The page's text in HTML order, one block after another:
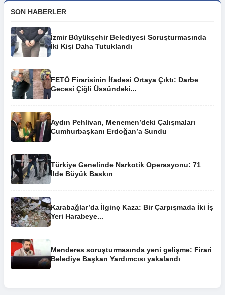
SON HABERLER
İzmir Büyükşehir Belediyesi Soruşturmasında
İki Kişi Daha Tutuklandı
FETÖ Firarisinin İfadesi Ortaya Çıktı: Darbe
Gecesi Çiğli Üssündeki...
Aydın Pehlivan, Menemen’deki Çalışmaları
Cumhurbaşkanı Erdoğan’a Sundu
Türkiye Genelinde Narkotik Operasyonu: 71
İlde Büyük Baskın
Karabağlar’da İlginç Kaza: Bir Çarpışmada İki İş
Yeri Harabeye...
Menderes soruşturmasında yeni gelişme: Firari
Belediye Başkan Yardımcısı yakalandı